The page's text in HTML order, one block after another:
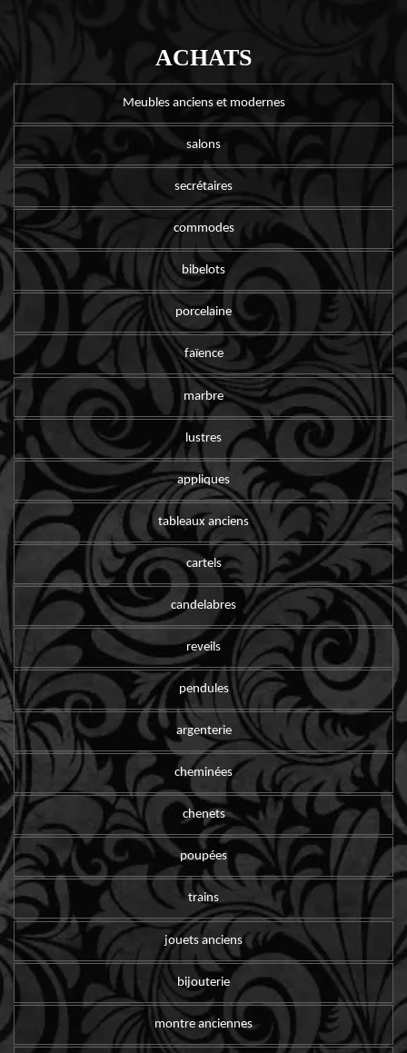
ACHATS
Meubles anciens et modernes
salons
secrétaires
commodes
bibelots
porcelaine
faïence
marbre
lustres
appliques
tableaux anciens
cartels
candelabres
reveils
pendules
argenterie
cheminées
chenets
poupées
trains
jouets anciens
bijouterie
montre anciennes